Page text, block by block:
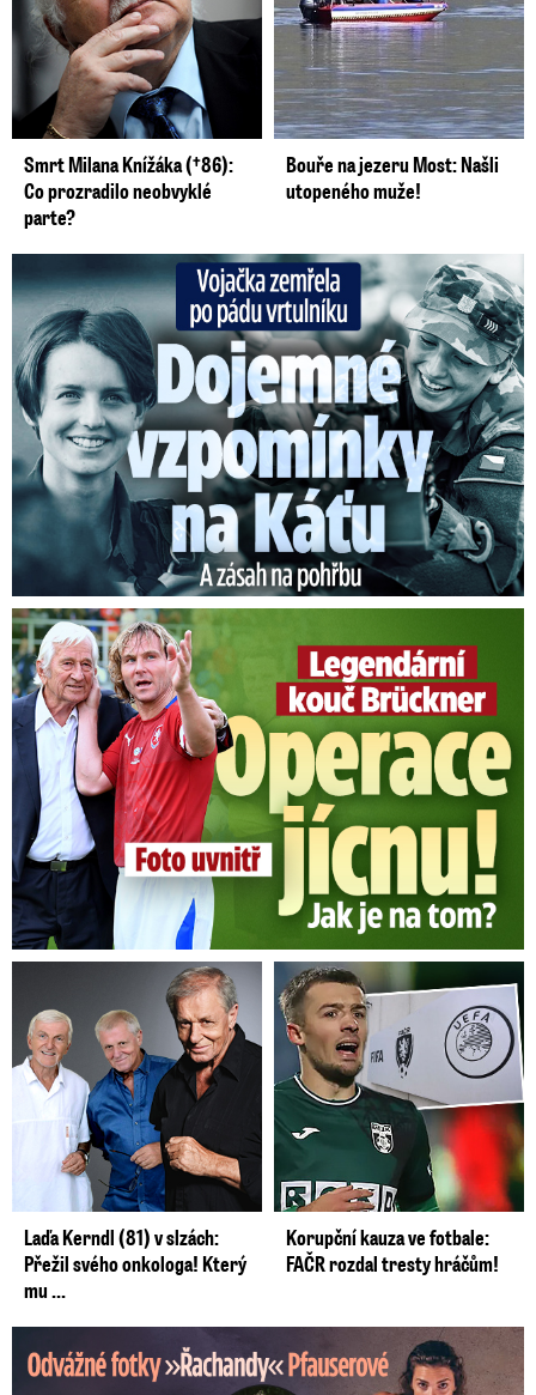
Smrt Milana Knížáka (†86):
Co prozradilo neobvyklé
parte?
Bouře na jezeru Most: Našli
utopeného muže!
Vojačka zemřela po pádu vrtulníku: Dojemné vzpomínky na ...
Legendární kouč Brückner: Operace jícnu! Jak je na tom?
Laďa Kerndl (81) v slzách:
Přežil svého onkologa! Který
mu ...
Korupční kauza ve fotbale:
FAČR rozdal tresty hráčům!
Odvážné fotky Denisy Pfauserové: Ještě, že to táta nevidí